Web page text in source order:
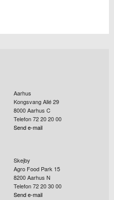
Aarhus
Kongsvang Allé 29
8000Aarhus C
Telefon 72 20 20 00
Send e-mail
Skejby
Agro Food Park 15
8200Aarhus N
Telefon 72 20 30 00
Send e-mail